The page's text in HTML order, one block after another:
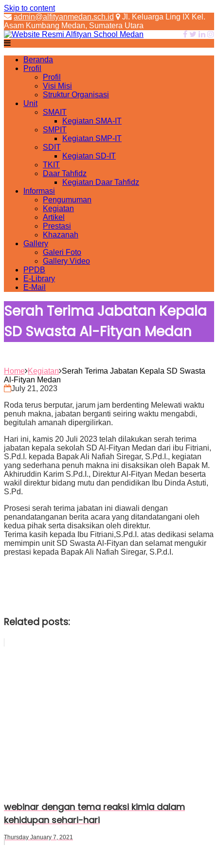
Skip to content
admin@alfityanmedan.sch.id
Jl. Keluarga Ling IX Kel.
Asam Kumbang Medan, Sumatera Utara
Beranda
Profil
Profil
Visi Misi
Struktur Organisasi
Unit
SMAIT
Kegiatan SMA-IT
SMPIT
Kegiatan SMP-IT
SDIT
Kegiatan SD-IT
TKIT
Daar Tahfidz
Kegiatan Daar Tahfidz
Informasi
Pengumuman
Kegiatan
Artikel
Prestasi
Khazanah
Gallery
Galeri Foto
Gallery Video
PPDB
E-Library
E-Mail
Serah Terima Jabatan Kepala
SD Swasta Al-Fityan Medan
Home Kegiatan Serah Terima Jabatan Kepala SD Swasta
Al-Fityan Medan
July 21, 2023
Roda terus berputar, jarum jam berdenting Melewati waktu
penuh makna, jabatan berganti seiring waktu mengabdi,
begitulah amanah dipergilirkan.
Hari ini, kamis 20 Juli 2023 telah dilakukan serah terima
jabatan kepala sekolah SD Al-Fityan Medan dari ibu Fitriani,
S.Pd.I. kepada Bapak Ali Nafiah Siregar, S.Pd.I., kegiatan
yang sederhana penuh makna ini disaksikan oleh Bapak M.
Akhiruddin Karim S.Pd.I., Direktur Al-Fityan Medan beserta
wakil direktur bidang mutu dan pendidikan Ibu Dinda Astuti,
S.Pd.
Prosesi serah terima jabatan ini diawali dengan
penandatanganan berita acara yang ditandatangani oleh
kedua pihak serta disaksikan oleh direktur.
Terima kasih kepada Ibu Fitriani,S.Pd.I. atas dedikasi selama
memimpin unit SD Swasta Al-Fityan dan selamat mengukir
prestasi kepada Bapak Ali Nafiah Siregar, S.P.d.I.
Related posts:
webinar dengan tema reaksi kimia dalam
kehidupan sehari-hari
Thursday January 7, 2021